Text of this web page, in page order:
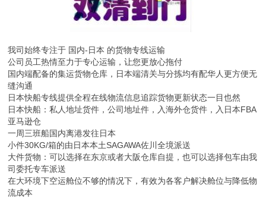
我司始终专注于 国内-日本 的货物专线运输
公司员工热情至力于专心运输，让您更放心拖付
国内端配备的集运货物仓库，日本端清关与分拣均有配华人更方便无
缝沟通
日本快船专线提供全程在线物流信息追踪货物更新状态一目也然
日本快船：私人地址货件，公司地址件，入海外仓货件，入日本FBA
亚马逊仓
一周三班船国内离港发往日本
小件30KG/箱的由日本本土SAGAWA佐川全境派送
大件货物：可以选择在东京或者大阪仓库自提，也可以选择包车由我
司委托专车派送
在大环境下空运舱位不够的情况下，有效为各客户解决舱位与降低物
流成本